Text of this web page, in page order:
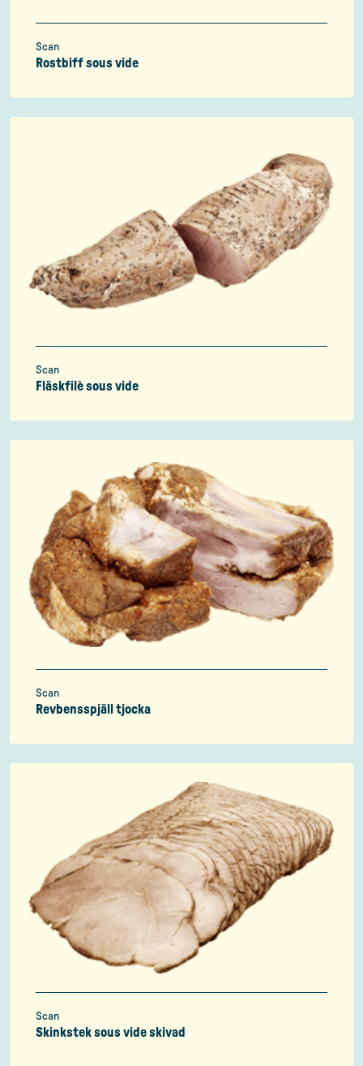
Scan
Rostbiff sous vide
Scan
Fläskfilè sous vide
Scan
Revbensspjäll tjocka
Scan
Skinkstek sous vide skivad